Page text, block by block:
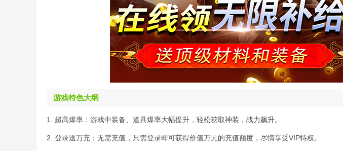
游戏特色大纲
1. 超高爆率：游戏中装备、道具爆率大幅提升，轻松获取神装，战力飙升。
2. 登录送万充：无需充值，只需登录即可获得价值万元的充值额度，尽情享受VIP特权。